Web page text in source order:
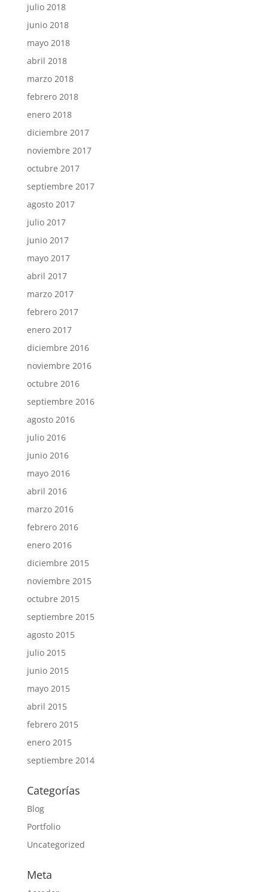
julio 2018
junio 2018
mayo 2018
abril 2018
marzo 2018
febrero 2018
enero 2018
diciembre 2017
noviembre 2017
octubre 2017
septiembre 2017
agosto 2017
julio 2017
junio 2017
mayo 2017
abril 2017
marzo 2017
febrero 2017
enero 2017
diciembre 2016
noviembre 2016
octubre 2016
septiembre 2016
agosto 2016
julio 2016
junio 2016
mayo 2016
abril 2016
marzo 2016
febrero 2016
enero 2016
diciembre 2015
noviembre 2015
octubre 2015
septiembre 2015
agosto 2015
julio 2015
junio 2015
mayo 2015
abril 2015
febrero 2015
enero 2015
septiembre 2014
Categorías
Blog
Portfolio
Uncategorized
Meta